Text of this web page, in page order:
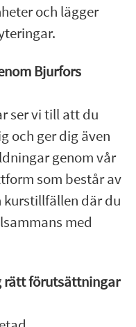
och lägger
Bjurfors
ser vi till att du
och ger dig även
genom vår
som består av
där du
med
rätt förutsättningar